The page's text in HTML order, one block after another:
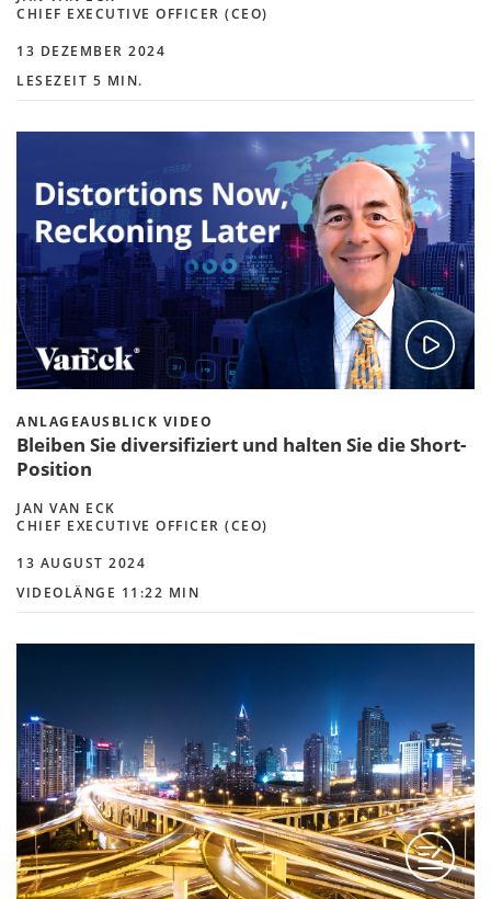
CHIEF EXECUTIVE OFFICER (CEO)
13 DEZEMBER 2024
LESEZEIT 5 MIN.
ANLAGEAUSBLICK VIDEO
Bleiben Sie diversifiziert und halten Sie die Short-
Position
JAN VAN ECK
CHIEF EXECUTIVE OFFICER (CEO)
13 AUGUST 2024
VIDEOLÄNGE 11:22 MIN